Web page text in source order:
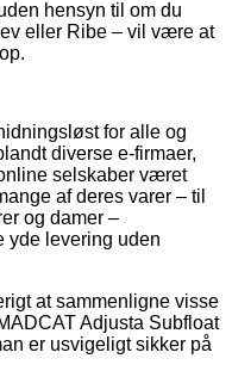
hensyn til om du
eller Ribe – vil være at
for alle og
diverse e-firmaer,
selskaber været
af deres varer – til
og damer –
yde levering uden
at sammenligne visse
Adjusta Subfloat
er usvigeligt sikker på